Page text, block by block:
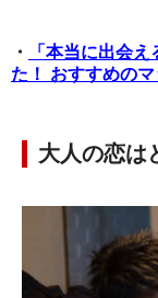
・
「本当に出会
た！ おすすめの
大人の恋は